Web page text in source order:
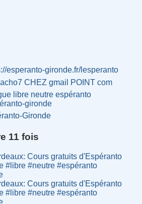
esperanto-gironde.fr/lesperanto
CHEZ gmail POINT com
libre neutre espéranto
gironde
Gironde
11 fois
Cours gratuits d'Espéranto
#libre #neutre #espéranto
Cours gratuits d'Espéranto
#libre #neutre #espéranto